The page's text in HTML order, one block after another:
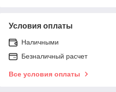
Условия оплаты
Наличными
Безналичный расчет
Все условия оплаты